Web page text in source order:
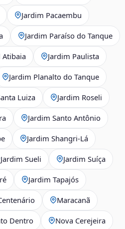
Jardim Pacaembu
Jardim Paraíso do Tanque
Atibaia Jardim Paulista
Jardim Planalto do Tanque
Luiza Jardim Roseli
Jardim Santo Antônio
Jardim Shangri-Lá
Jardim Sueli Jardim Suíça
Jardim Tapajós
Maracanã
Dentro Nova Cerejeira